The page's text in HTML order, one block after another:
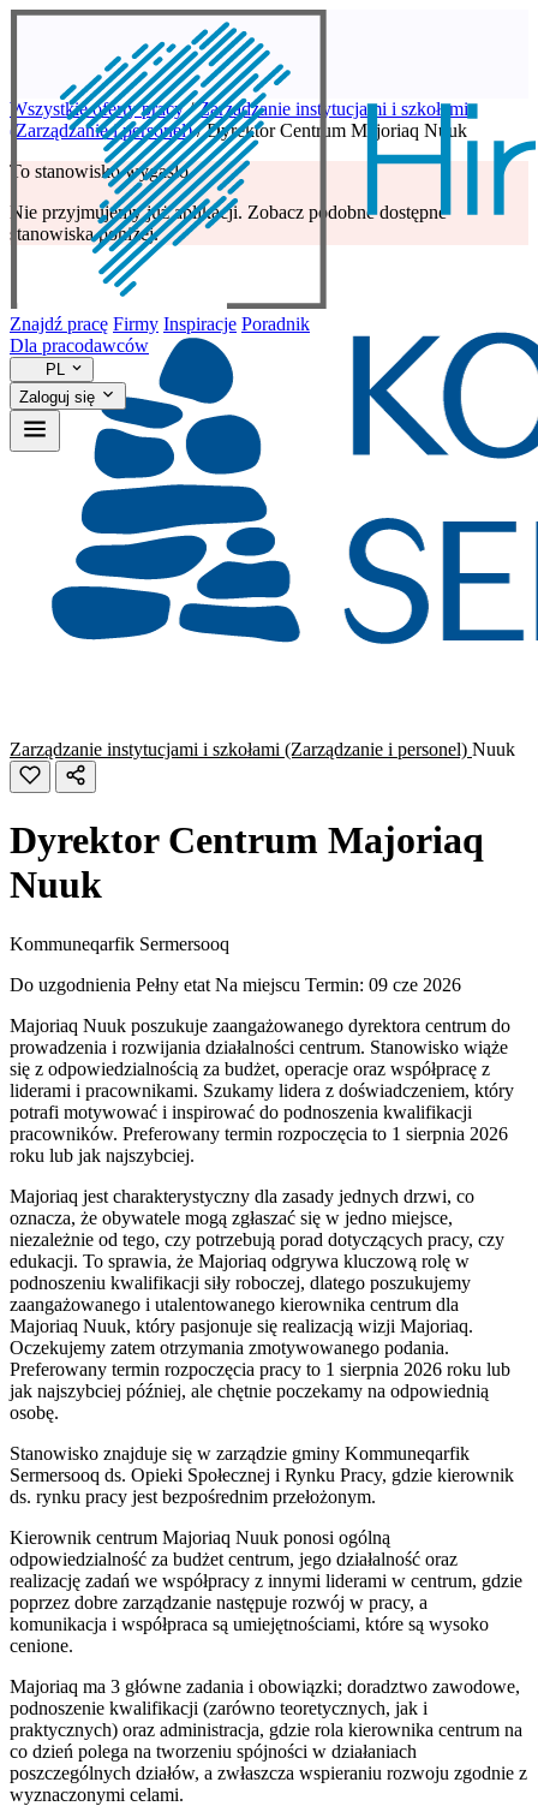
Znajdź pracę Firmy Inspiracje Poradnik
Dla pracodawców
PL
Zaloguj się
Wszystkie oferty pracy / Zarządzanie instytucjami i szkołami
(Zarządzanie i personel) / Dyrektor Centrum Majoriaq Nuuk
To stanowisko wygasło
Nie przyjmujemy już aplikacji. Zobacz podobne dostępne
stanowiska poniżej.
Zarządzanie instytucjami i szkołami (Zarządzanie i personel) Nuuk
Dyrektor Centrum Majoriaq
Nuuk
Kommuneqarfik Sermersooq
Do uzgodnienia Pełny etat Na miejscu Termin: 09 cze 2026
Majoriaq Nuuk poszukuje zaangażowanego dyrektora centrum do
prowadzenia i rozwijania działalności centrum. Stanowisko wiąże
się z odpowiedzialnością za budżet, operacje oraz współpracę z
liderami i pracownikami. Szukamy lidera z doświadczeniem, który
potrafi motywować i inspirować do podnoszenia kwalifikacji
pracowników. Preferowany termin rozpoczęcia to 1 sierpnia 2026
roku lub jak najszybciej.
Majoriaq jest charakterystyczny dla zasady jednych drzwi, co
oznacza, że obywatele mogą zgłaszać się w jedno miejsce,
niezależnie od tego, czy potrzebują porad dotyczących pracy, czy
edukacji. To sprawia, że Majoriaq odgrywa kluczową rolę w
podnoszeniu kwalifikacji siły roboczej, dlatego poszukujemy
zaangażowanego i utalentowanego kierownika centrum dla
Majoriaq Nuuk, który pasjonuje się realizacją wizji Majoriaq.
Oczekujemy zatem otrzymania zmotywowanego podania.
Preferowany termin rozpoczęcia pracy to 1 sierpnia 2026 roku lub
jak najszybciej później, ale chętnie poczekamy na odpowiednią
osobę.
Stanowisko znajduje się w zarządzie gminy Kommuneqarfik
Sermersooq ds. Opieki Społecznej i Rynku Pracy, gdzie kierownik
ds. rynku pracy jest bezpośrednim przełożonym.
Kierownik centrum Majoriaq Nuuk ponosi ogólną
odpowiedzialność za budżet centrum, jego działalność oraz
realizację zadań we współpracy z innymi liderami w centrum, gdzie
poprzez dobre zarządzanie następuje rozwój w pracy, a
komunikacja i współpraca są umiejętnościami, które są wysoko
cenione.
Majoriaq ma 3 główne zadania i obowiązki; doradztwo zawodowe,
podnoszenie kwalifikacji (zarówno teoretycznych, jak i
praktycznych) oraz administracja, gdzie rola kierownika centrum na
co dzień polega na tworzeniu spójności w działaniach
poszczególnych działów, a zwłaszcza wspieraniu rozwoju zgodnie z
wyznaczonymi celami.